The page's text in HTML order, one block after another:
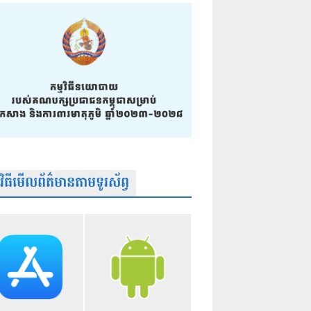
ធីមើលព័ត៌មានតាមទូរស័ព្វ